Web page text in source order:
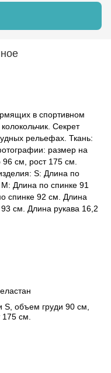
в спортивном
Секрет
рельефах. Ткань:
размер на
см, рост 175 см.
S: Длина по
Длина по спинке 91
спинке 92 см. Длина
см. Длина рукава 16,2
объем груди 90 см,
см.